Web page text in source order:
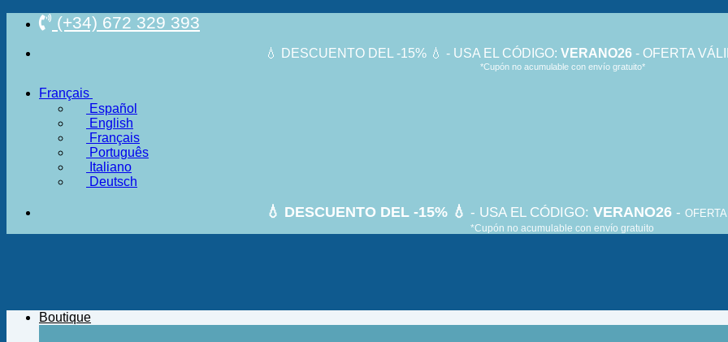
Passer
(+34) 672 329 393
💧 DESCUENTO DEL -15% 💧 - USA EL CÓDIGO: VERANO26- OFERTA
*Cupón no acumulable con envío gratuito*
Français
Español
English
Français
Português
Italiano
Deutsch
💧 DESCUENTO DEL -15% 💧 - USA EL CÓDIGO: VERANO26-
*Cupón no acumulable con envío gratuito
Boutique